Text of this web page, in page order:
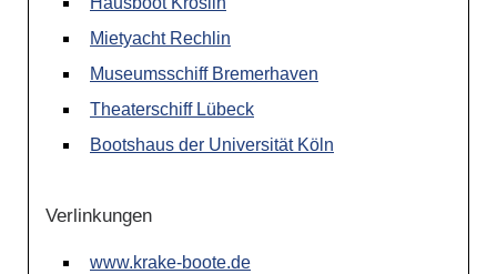
Mietyacht Rechlin
Museumsschiff Bremerhaven
Theaterschiff Lübeck
Bootshaus der Universität Köln
Verlinkungen
www.krake-boote.de